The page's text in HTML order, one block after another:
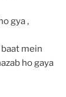
gya ,
mein
ho gaya